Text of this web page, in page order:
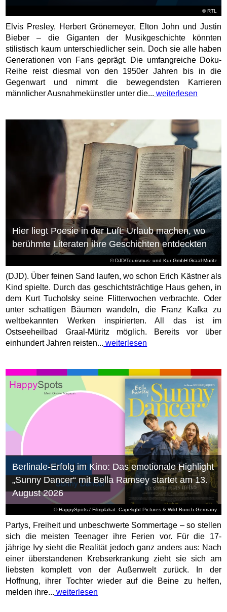
©RTL
Elvis Presley, Herbert Grönemeyer, Elton John und Justin
Bieber – die Giganten der Musikgeschichte könnten
stilistisch kaum unterschiedlicher sein. Doch sie alle haben
Generationen von Fans geprägt. Die umfangreiche Doku-
Reihe reist diesmal von den 1950er Jahren bis in die
Gegenwart und nimmt die bewegendsten Karrieren
männlicher Ausnahmekünstler unter die... weiterlesen
© DJD/Tourismus- und Kur GmbH Graal-Müritz
Hier liegt Poesie in der Luft: Urlaub machen, wo
berühmte Literaten ihre Geschichten entdeckten
(DJD). Über feinen Sand laufen, wo schon Erich Kästner als
Kind spielte. Durch das geschichtsträchtige Haus gehen, in
dem Kurt Tucholsky seine Flitterwochen verbrachte. Oder
unter schattigen Bäumen wandeln, die Franz Kafka zu
weltbekannten Werken inspirierten. All das ist im
Ostseeheilbad Graal-Müritz möglich. Bereits vor über
einhundert Jahren reisten... weiterlesen
© HappySpots / Filmplakat: Capelight Pictures & Wild Bunch Germany
Berlinale-Erfolg im Kino: Das emotionale Highlight
„Sunny Dancer“ mit Bella Ramsey startet am 13.
August 2026
Partys, Freiheit und unbeschwerte Sommertage – so stellen
sich die meisten Teenager ihre Ferien vor. Für die 17-
jährige Ivy sieht die Realität jedoch ganz anders aus: Nach
einer überstandenen Krebserkrankung zieht sie sich am
liebsten komplett von der Außenwelt zurück. In der
Hoffnung, ihrer Tochter wieder auf die Beine zu helfen,
melden ihre... weiterlesen